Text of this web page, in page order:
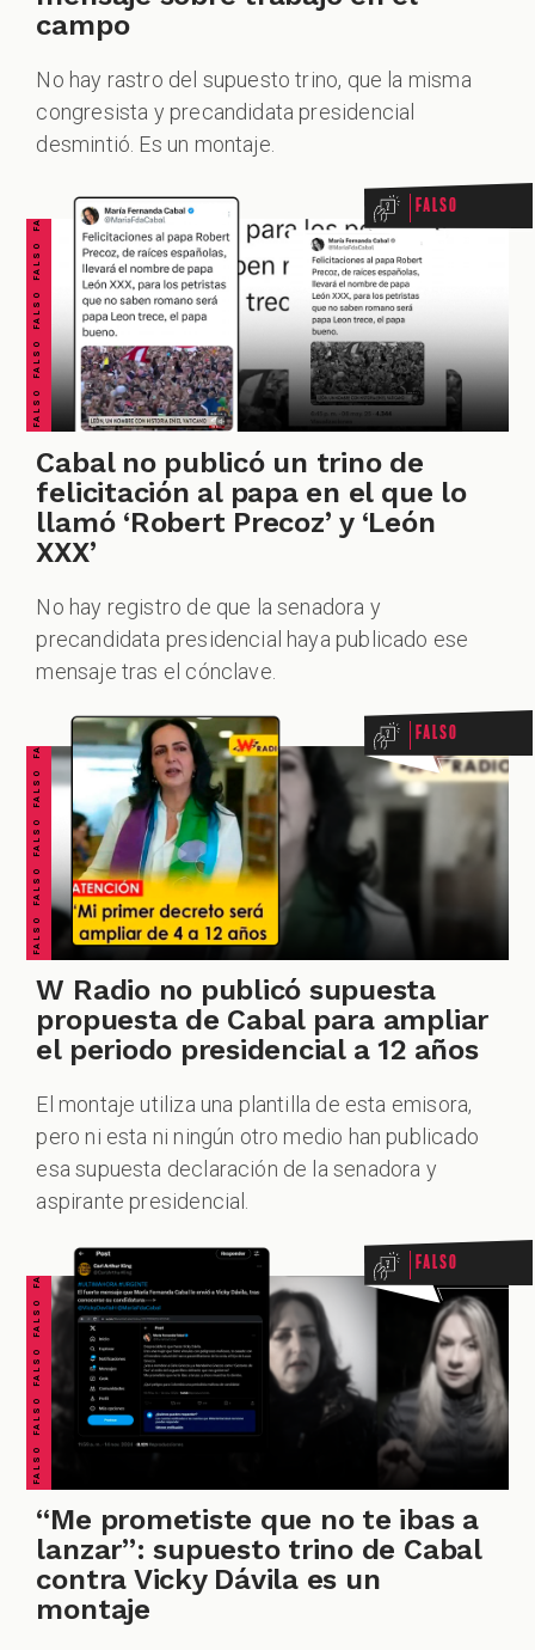
campo
No hay rastro del supuesto trino, que la misma
congresista y precandidata presidencial
desmintió. Es un montaje.
FALSO FALSO FALSO FALSO FALSO FALSO FALSO Falso
Cabal no publicó un trino de
felicitación al papa en el que lo
llamó ‘Robert Precoz’ y ‘León
XXX’
No hay registro de que la senadora y
precandidata presidencial haya publicado ese
mensaje tras el cónclave.
FALSO FALSO FALSO FALSO FALSO FALSO FALSO Falso
W Radio no publicó supuesta
propuesta de Cabal para ampliar
el periodo presidencial a 12 años
El montaje utiliza una plantilla de esta emisora,
pero ni esta ni ningún otro medio han publicado
esa supuesta declaración de la senadora y
aspirante presidencial.
FALSO FALSO FALSO FALSO FALSO FALSO FALSO Falso
“Me prometiste que no te ibas a
lanzar”: supuesto trino de Cabal
contra Vicky Dávila es un
montaje